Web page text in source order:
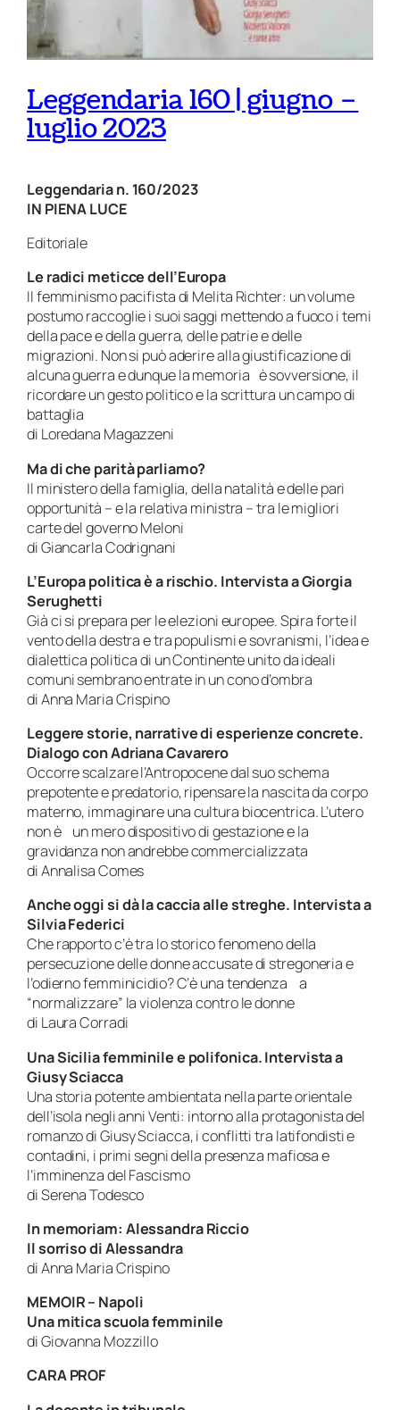
Leggendaria 160 | giugno –
luglio 2023
Leggendaria n. 160/2023
IN PIENA LUCE
Editoriale
Le radici meticce dell’Europa
Il femminismo pacifista di Melita Richter: un volume
postumo raccoglie i suoi saggi mettendo a fuoco i temi
della pace e della guerra, delle patrie e delle
migrazioni. Non si può aderire alla giustificazione di
alcuna guerra e dunque la memoria è sovversione, il
ricordare un gesto politico e la scrittura un campo di
battaglia
di Loredana Magazzeni
Ma di che parità parliamo?
Il ministero della famiglia, della natalità e delle pari
opportunità – e la relativa ministra – tra le migliori
carte del governo Meloni
di Giancarla Codrignani
L’Europa politica è a rischio. Intervista a Giorgia
Serughetti
Già ci si prepara per le elezioni europee. Spira forte il
vento della destra e tra populismi e sovranismi, l’idea e
dialettica politica di un Continente unito da ideali
comuni sembrano entrate in un cono d’ombra
di Anna Maria Crispino
Leggere storie, narrative di esperienze concrete.
Dialogo con Adriana Cavarero
Occorre scalzare l’Antropocene dal suo schema
prepotente e predatorio, ripensare la nascita da corpo
materno, immaginare una cultura biocentrica. L’utero
non è un mero dispositivo di gestazione e la
gravidanza non andrebbe commercializzata
di Annalisa Comes
Anche oggi si dà la caccia alle streghe. Intervista a
Silvia Federici
Che rapporto c’è tra lo storico fenomeno della
persecuzione delle donne accusate di stregoneria e
l’odierno femminicidio? C’è una tendenza a
“normalizzare” la violenza contro le donne
di Laura Corradi
Una Sicilia femminile e polifonica. Intervista a
Giusy Sciacca
Una storia potente ambientata nella parte orientale
dell’isola negli anni Venti: intorno alla protagonista del
romanzo di Giusy Sciacca, i conflitti tra latifondisti e
contadini, i primi segni della presenza mafiosa e
l’imminenza del Fascismo
di Serena Todesco
In memoriam: Alessandra Riccio
Il sorriso di Alessandra
di Anna Maria Crispino
MEMOIR – Napoli
Una mitica scuola femminile
di Giovanna Mozzillo
CARA PROF